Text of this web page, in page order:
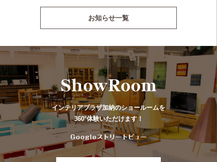
お知らせ一覧
インテリアプラザ加納のショールームを
360°体験いただけます！